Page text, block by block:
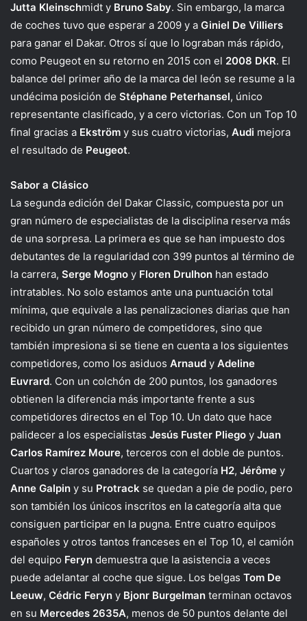
Jutta Kleinschmidt y Bruno Saby. Sin embargo, la marca
de coches tuvo que esperar a 2009 y a Giniel De Villiers
para ganar el Dakar. Otros sí que lo lograban más rápido,
como Peugeot en su retorno en 2015 con el 2008 DKR. El
balance del primer año de la marca del león se resume a la
undécima posición de Stéphane Peterhansel, único
representante clasificado, y a cero victorias. Con un Top 10
final gracias a Ekström y sus cuatro victorias, Audi mejora
el resultado de Peugeot.
Sabor a Clásico
La segunda edición del Dakar Classic, compuesta por un
gran número de especialistas de la disciplina reserva más
de una sorpresa. La primera es que se han impuesto dos
debutantes de la regularidad con 399 puntos al término de
la carrera, Serge Mogno y Floren Drulhon han estado
intratables. No solo estamos ante una puntuación total
mínima, que equivale a las penalizaciones diarias que han
recibido un gran número de competidores, sino que
también impresiona si se tiene en cuenta a los siguientes
competidores, como los asiduos Arnaud y Adeline
Euvrard. Con un colchón de 200 puntos, los ganadores
obtienen la diferencia más importante frente a sus
competidores directos en el Top 10. Un dato que hace
palidecer a los especialistas Jesús Fuster Pliego y Juan
Carlos Ramírez Moure, terceros con el doble de puntos.
Cuartos y claros ganadores de la categoría H2, Jérôme y
Anne Galpin y su Protrack se quedan a pie de podio, pero
son también los únicos inscritos en la categoría alta que
consiguen participar en la pugna. Entre cuatro equipos
españoles y otros tantos franceses en el Top 10, el camión
del equipo Feryn demuestra que la asistencia a veces
puede adelantar al coche que sigue. Los belgas Tom De
Leeuw, Cédric Feryn y Bjonr Burgelman terminan octavos
en su Mercedes 2635A, menos de 50 puntos delante del